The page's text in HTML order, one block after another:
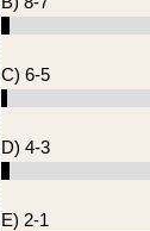
C) 6-5
D) 4-3
E) 2-1